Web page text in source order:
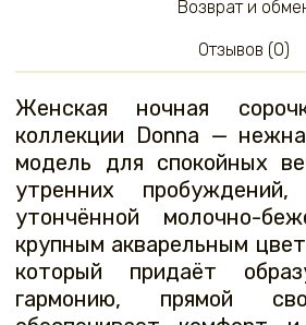
Женская ночная
коллекции Donna —
модель для спокойных
утренних
утончённой молочно-
крупным акварельным
который придаёт
гармонию, прямой
Возврат и
Отзывов (0)